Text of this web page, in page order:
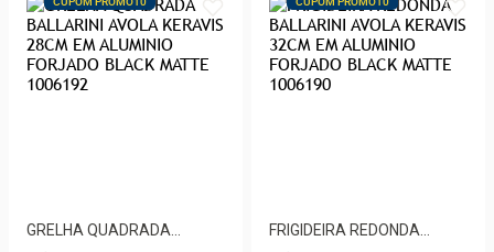
GRELHA QUADRADA
FRIGIDEIRA REDONDA